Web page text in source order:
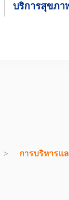
บริการสุขภา
การบริหารแ